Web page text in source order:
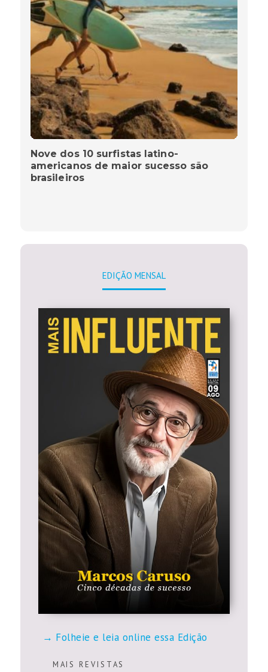
Nove dos 10 surfistas latino-
americanos de maior sucesso são
brasileiros
EDIÇÃO MENSAL
Folheie e leia online essa Edição
M A I S R E V I S T A S